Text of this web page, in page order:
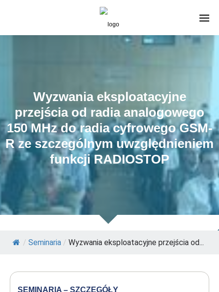
Wyzwania eksploatacyjne
przejścia od radia analogowego
150 MHz do radia cyfrowego GSM-
R ze szczególnym uwzględnieniem
funkcji RADIOSTOP
/ Seminaria / Wyzwania eksploatacyjne przejścia od...
SEMINARIA – SZCZEGÓŁY